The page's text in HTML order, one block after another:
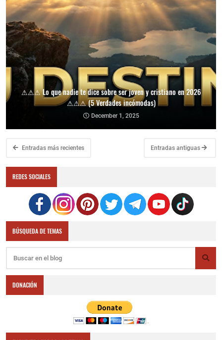
⚠⚠⚠ Lo que nadie te dice sobre ser joven y cristiano en 2026
⚠⚠⚠ (5 Verdades incómodas)
December 1, 2025
Entradas más recientes Entradas antiguas
REDES SOCIALES
BÚSQUEDA DE TEMAS
DONACIÓN